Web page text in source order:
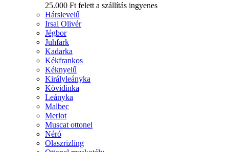
25.000 Ft felett a szállítás ingyenes
Hárslevelű
Irsai Olivér
Jégbor
Juhfark
Kadarka
Kékfrankos
Kéknyelű
Királyleányka
Kövidinka
Leányka
Malbec
Merlot
Muscat ottonel
Néró
Olaszrizling